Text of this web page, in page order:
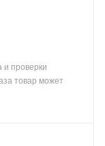
и проверки
товар может